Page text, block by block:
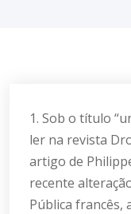
1. Sob o título
ler na revista
artigo de
recente
Pública francês,